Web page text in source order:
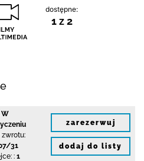
dostępne:
1 z 2
W
zwrotu:
31
: 1
zarezerwuj
dodaj do listy